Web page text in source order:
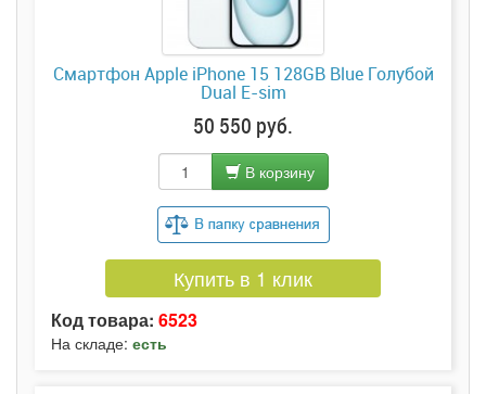
Смартфон Apple iPhone 15 128GB Blue Голубой
Dual E-sim
50 550 руб.
В корзину
Купить в 1 клик
Код товара: 6523
На складе: есть